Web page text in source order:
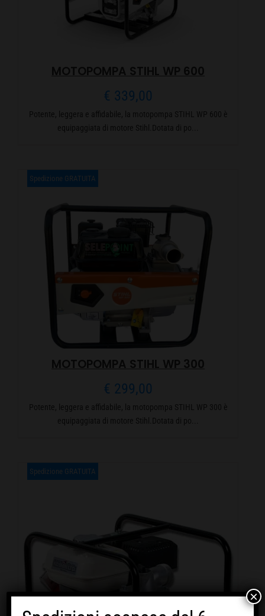
MOTOPOMPA STIHL WP 600
€ 339,00
Potente, leggera e affidabile, la motopompa STIHL WP 600 è
equipaggiata di motore Stihl.Dotata di po...
Spedizione GRATUITA
MOTOPOMPA STIHL WP 300
€ 299,00
Potente, leggera e affidabile, la motopompa STIHL WP 300 è
equipaggiata di motore Stihl.Dotata di po...
Spedizione GRATUITA
×